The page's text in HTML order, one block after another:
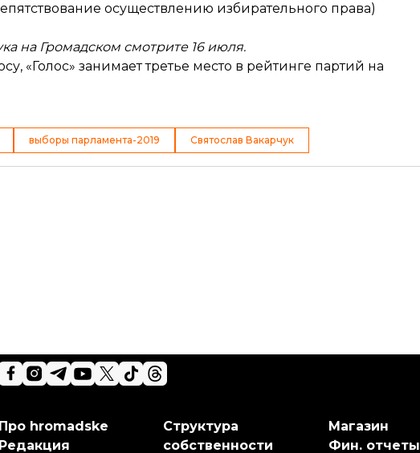
осуществлению избирательного права)
на Громадском смотрите 16 июля.
«Голос» занимает третье место в рейтинге партий на
выборы парламента-2019 Святослав Вакарчук
Про hromadske
Редакция
Структура
собственности
Магазин
Фин. отчеты